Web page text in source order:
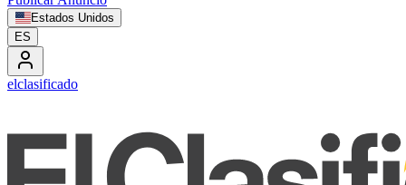
Estados Unidos
ES
elclasificado